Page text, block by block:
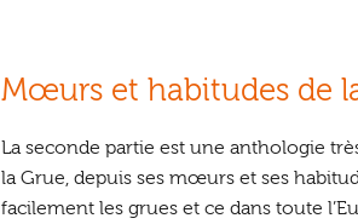
Mœurs et habitudes de
La seconde partie est une anthologie
la Grue, depuis ses mœurs et ses
facilement les grues et ce dans toute